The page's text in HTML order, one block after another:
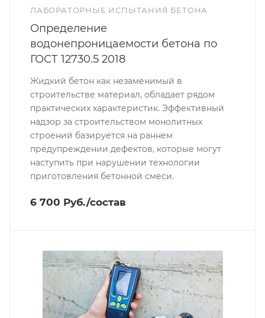
ЛАБОРАТОРНЫЕ ИСПЫТАНИЯ БЕТОНА
Определение
водонепроницаемости бетона по
ГОСТ 12730.5 2018
Жидкий бетон как незаменимый в
строительстве материал, обладает рядом
практических характеристик. Эффективный
надзор за строительством монолитных
строений базируется на раннем
предупреждении дефектов, которые могут
наступить при нарушении технологии
приготовления бетонной смеси.
6 700 Руб./состав